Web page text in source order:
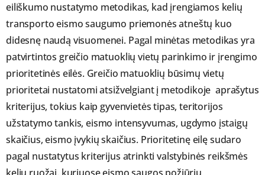
eiliškumo nustatymo metodikas, kad įrengiamos kelių
transporto eismo saugumo priemonės atneštų kuo
didesnę naudą visuomenei. Pagal minėtas metodikas yra
patvirtintos greičio matuoklių vietų parinkimo ir įrengimo
prioritetinės eilės. Greičio matuoklių būsimų vietų
prioritetai nustatomi atsižvelgiant į metodikoje aprašytus
kriterijus, tokius kaip gyvenvietės tipas, teritorijos
užstatymo tankis, eismo intensyvumas, ugdymo įstaigų
skaičius, eismo įvykių skaičius. Prioritetinę eilę sudaro
pagal nustatytus kriterijus atrinkti valstybinės reikšmės